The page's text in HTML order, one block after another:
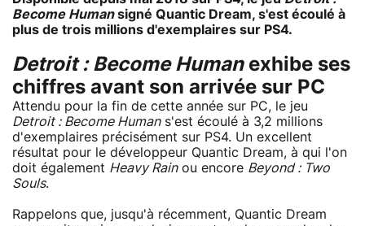
Become Humansigné Quantic Dream, s'est écoulé à
plus de trois millions d'exemplaires sur PS4.
Detroit : Become Humanexhibe ses
chiffres avant son arrivée sur PC
Attendu pour la fin de cette année sur PC, le jeu
Detroit : Become Humans'est écoulé à 3,2 millions
d'exemplaires précisément sur PS4. Un excellent
résultat pour le développeur Quantic Dream, à qui l'on
doit également Heavy Rainou encore Beyond : Two
Souls.
Rappelons que, jusqu'à récemment, Quantic Dream